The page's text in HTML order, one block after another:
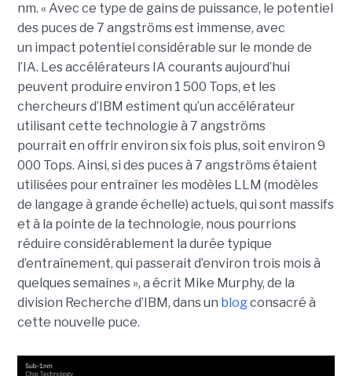
nm. « Avec ce type de gains de puissance, le potentiel
des puces de 7 angströms est immense, avec
un impact potentiel considérable sur le monde de
l’IA. Les accélérateurs IA courants aujourd’hui
peuvent produire environ 1 500 Tops, et les
chercheurs d’IBM estiment qu’un accélérateur
utilisant cette technologie à 7 angströms
pourrait en offrir environ six fois plus, soit environ 9
000 Tops. Ainsi, si des puces à 7 angströms étaient
utilisées pour entraîner les modèles LLM (modèles
de langage à grande échelle) actuels, qui sont massifs
et à la pointe de la technologie, nous pourrions
réduire considérablement la durée typique
d’entraînement, qui passerait d’environ trois mois à
quelques semaines », a écrit Mike Murphy, de la
division Recherche d’IBM, dans un blogconsacré à
cette nouvelle puce.